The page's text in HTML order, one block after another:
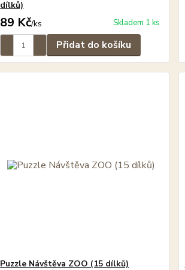
dílků)
89 Kč/ks Skladem 1 ks
Přidat do košíku
Puzzle Návštěva ZOO (15 dílků)